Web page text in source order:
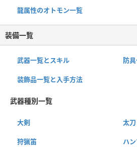
龍属性のオトモン一覧
装備一覧
武器一覧とスキル 防
装飾品一覧と入手方法
武器種別一覧
大剣 太刀
狩猟笛 ハ